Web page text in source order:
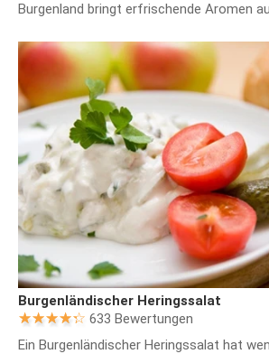
Burgenland bringt erfrischende Aromen
Burgenländischer Heringssalat
633 Bewertungen
Ein Burgenländischer Heringssalat hat